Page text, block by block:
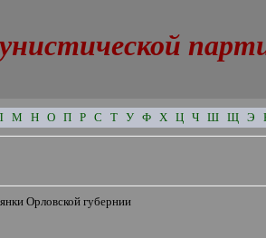
М Н О П Р С Т У Ф Х Ц Ч Ш Щ Э
Орловской губернии